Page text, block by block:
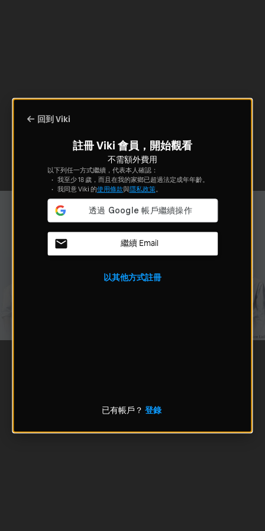
回到 Viki
註冊 Viki 會員，開始觀看
不需額外費用
以下列任一方式繼續，代表本人確認：
我至少 18 歲，而且在我的家鄉已超過法定成年年齡。
我同意 Viki 的使用條款與隱私政策。
繼續 Email
以其他方式註冊
已有帳戶？ 登錄